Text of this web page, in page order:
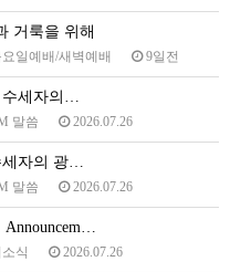
거룩을 위해
요일예배/새벽예배 9일전
수세자의…
말씀 2026.07.26
세자의 광…
말씀 2026.07.26
Announcem…
식 2026.07.26